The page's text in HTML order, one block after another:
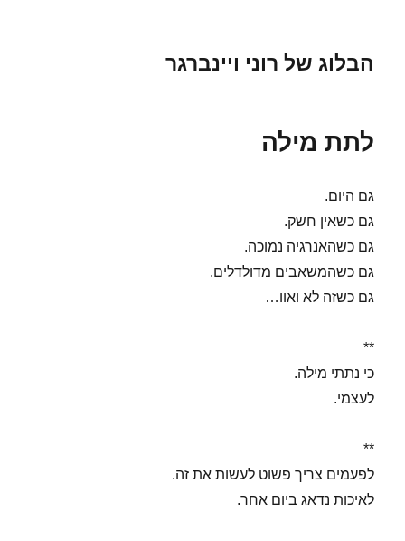
הבלוג של רוני ויינברגר
לתת מילה
גם היום.
גם כשאין חשק.
גם כשהאנרגיה נמוכה.
גם כשהמשאבים מדולדלים.
גם כשזה לא ואוו…
**
כי נתתי מילה.
לעצמי.
**
לפעמים צריך פשוט לעשות את זה.
לאיכות נדאג ביום אחר.